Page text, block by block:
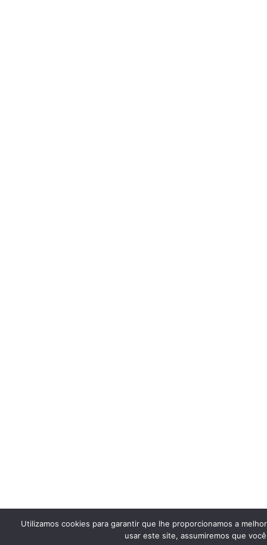
Utilizamos cookies para garantir que lhe proporcionamos a
usar este site, assumiremos que